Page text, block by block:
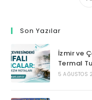
Son Yazılar
İzmir ve
Termal
5 AĞUSTOS